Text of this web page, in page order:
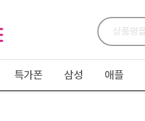
특가폰 삼성 애플